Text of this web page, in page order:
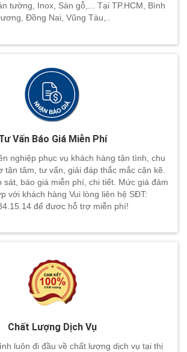
tường, Inox, Sàn gỗ,... Tại TP.HCM, Bình
Đồng Nai, Vũng Tàu,..
Vấn Báo Giá Miễn Phí
nghiệp phục vụ khách hàng tận tình, chu
tận tâm, tư vấn, giải đáp thắc mắc cặn kẽ.
báo giá miễn phí, chi tiết. Mức giá đảm
với khách hàng Vui lòng liên hệ SĐT:
để đươc hỗ trợ miễn phí!
Chất Lượng Dịch Vụ
luôn đi đầu về chất lượng dịch vụ tại thị